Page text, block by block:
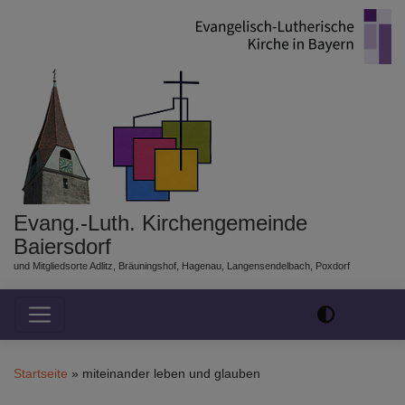
Evang.-Luth. Kirchengemeinde
Baiersdorf
und Mitgliedsorte Adlitz, Bräuningshof, Hagenau, Langensendelbach, Poxdorf
Hauptnavigation
Startseite miteinander leben und glauben